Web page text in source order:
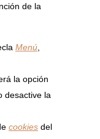
de la
Menú
la opción
desactive la
cookies del